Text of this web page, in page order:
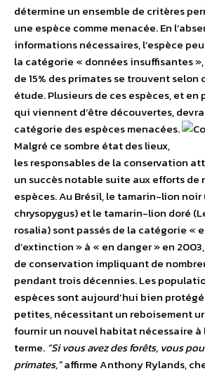
détermine un ensemble de critères
une espèce comme menacée. En
informations nécessaires, l’espèce
la catégorie « données insuffisantes
de 15% des primates se trouvent
étude. Plusieurs de ces espèces, et
qui viennent d’être découvertes,
catégorie des espèces menacées.
Malgré ce sombre état des lieux,
les responsables de la conservation
un succès notable suite aux efforts
espèces. Au Brésil, le tamarin-lion
chrysopygus) et le tamarin-lion doré
rosalia) sont passés de la catégorie «
d’extinction » à « en danger » en
de conservation impliquant de
pendant trois décennies. Les
espèces sont aujourd’hui bien
petites, nécessitant un reboisement
fournir un nouvel habitat nécessaire à
terme. “Si vous avez des forêts, vous
primates,”affirme Anthony Rylands,